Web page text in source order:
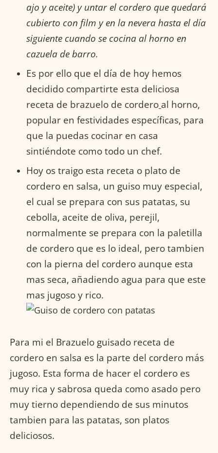
ajo y aceite) y untar el cordero que quedará
cubierto con film y en la nevera hasta el día
siguiente cuando se cocina al horno en
cazuela de barro.
Es por ello que el día de hoy hemos
decidido compartirte esta deliciosa
receta de brazuelo de cordero al horno,
popular en festividades específicas, para
que la puedas cocinar en casa
sintiéndote como todo un chef.
Hoy os traigo esta receta o plato de
cordero en salsa, un guiso muy especial,
el cual se prepara con sus patatas, su
cebolla, aceite de oliva, perejil,
normalmente se prepara con la paletilla
de cordero que es lo ideal, pero tambien
con la pierna del cordero aunque esta
mas seca, añadiendo agua para que este
mas jugoso y rico.
Para mi el Brazuelo guisado receta de
cordero en salsa es la parte del cordero más
jugoso. Esta forma de hacer el cordero es
muy rica y sabrosa queda como asado pero
muy tierno dependiendo de sus minutos
tambien para las patatas, son platos
deliciosos.